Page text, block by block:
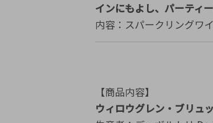
インにもよし、パーティ
内容：スパークリングワ
【商品内容】
ウィロウグレン・ブリ